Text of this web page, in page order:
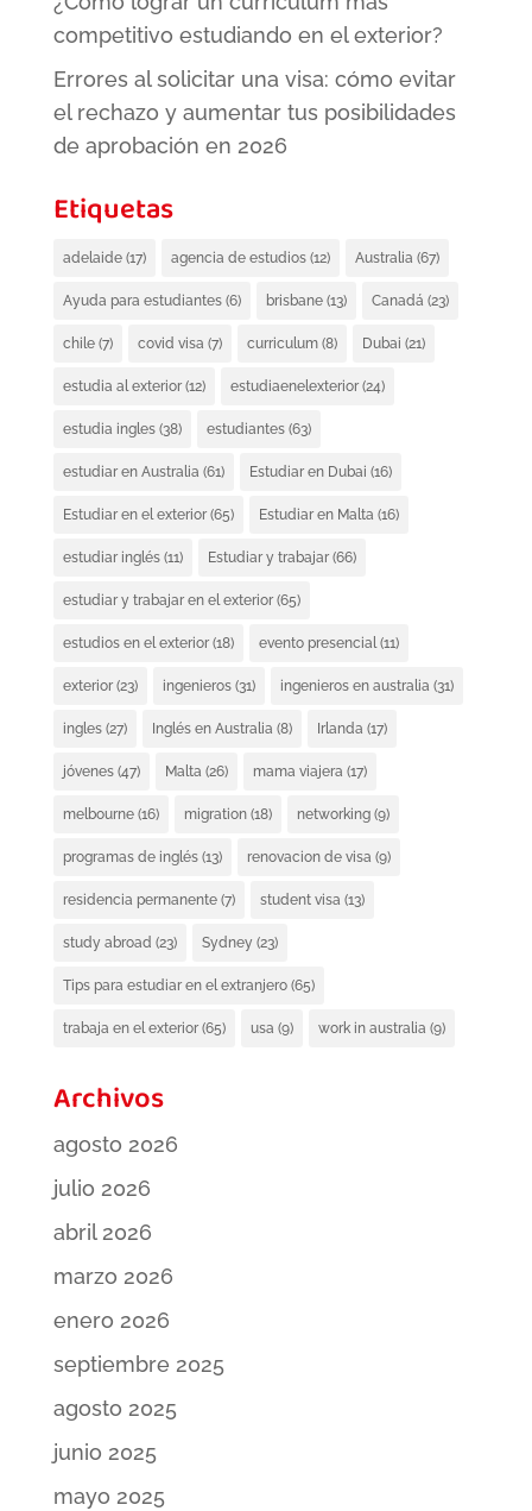
competitivo estudiando en el exterior?
Errores al solicitar una visa: cómo evitar
el rechazo y aumentar tus posibilidades
de aprobación en 2026
Etiquetas
adelaide(17) agencia de estudios(12) Australia (67)
Ayuda para estudiantes(6) brisbane(13) Canadá (23)
chile(7) covid visa (7) curriculum(8) Dubai (21)
estudia al exterior(12) estudiaenelexterior(24)
estudia ingles(38) estudiantes(63)
estudiar en Australia (61) Estudiar en Dubai (16)
Estudiar en el exterior(65) Estudiar en Malta (16)
estudiar inglés(11) Estudiar y trabajar(66)
estudiar y trabajar en el exterior(65)
estudios en el exterior(18) evento presencial(11)
exterior(23) ingenieros(31) ingenieros en australia (31)
ingles(27) Inglés en Australia (8) Irlanda (17)
jóvenes(47) Malta (26) mama viajera (17)
melbourne(16) migration(18) networking(9)
programas de inglés(13) renovacion de visa (9)
residencia permanente(7) student visa (13)
study abroad (23) Sydney (23)
Tips para estudiar en el extranjero(65)
trabaja en el exterior(65) usa (9) work in australia (9)
Archivos
agosto 2026
julio 2026
abril 2026
marzo 2026
enero 2026
septiembre 2025
agosto 2025
junio 2025
mayo 2025